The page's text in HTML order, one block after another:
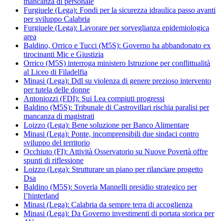
Furgiuele (Lega): Fondi per la sicurezza idraulica passo avanti
per sviluppo Calabria
Furgiuele (Lega): Lavorare per sorveglianza epidemiologica
area
Baldino, Orrico e Tucci (M5S): Governo ha abbandonato ex
tirocinanti Mic e Giustizia
Orrico (M5S) interroga ministero Istruzione per conflittualità
al Liceo di Filadelfia
Minasi (Lega): Ddl su violenza di genere prezioso intervento
per tutela delle donne
Antoniozzi (FDI): Sui Lea compiuti progressi
Baldino (M5S): Tribunale di Castrovillari rischia paralisi per
mancanza di magistrati
Loizzo (Lega): Bene soluzione per Banco Alimentare
Minasi (Lega): Ponte, incomprensibili due sindaci contro
sviluppo del territorio
Occhiuto (FI): Attività Osservatorio su Nuove Povertà offre
spunti di riflessione
Loizzo (Lega): Strutturare un piano per rilanciare progetto
Dsa
Baldino (M5S): Soveria Mannelli presidio strategico per
l’hinterland
Minasi (Lega): Calabria da sempre terra di accoglienza
Minasi (Lega): Da Governo investimenti di portata storica per